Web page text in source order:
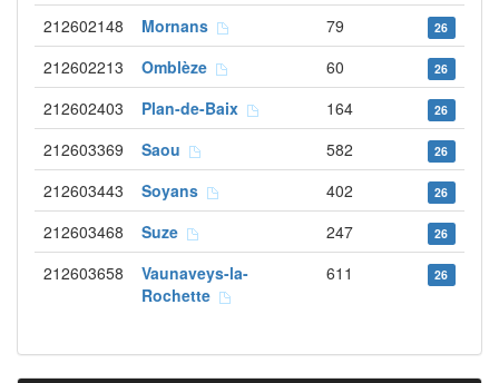
212602148 Mornans 79 26
212602213 Omblèze 60 26
212602403 Plan-de-Baix 164 26
212603369 Saou 582 26
212603443 Soyans 402 26
212603468 Suze 247 26
212603658
Vaunaveys-la-
Rochette
611 26